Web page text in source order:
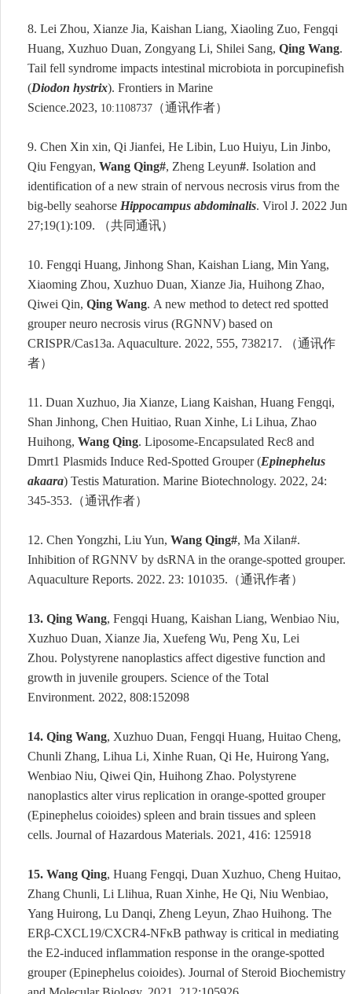
8. Lei Zhou, Xianze Jia, Kaishan Liang, Xiaoling Zuo, Fengqi
Huang, Xuzhuo Duan, Zongyang Li, Shilei Sang, Qing Wang.
Tail fell syndrome impacts intestinal microbiota in porcupinefish
(Diodon hystrix). Frontiers in Marine
Science.2023, 10:1108737 （通讯作者）
9. Chen Xin xin, Qi Jianfei, He Libin, Luo Huiyu, Lin Jinbo,
Qiu Fengyan, Wang Qing#, Zheng Leyun#. Isolation and
identification of a new strain of nervous necrosis virus from the
big-belly seahorse Hippocampus abdominalis. Virol J. 2022 Jun
27;19(1):109.
（共同通讯）
10. Fengqi Huang, Jinhong Shan, Kaishan Liang, Min Yang,
Xiaoming Zhou, Xuzhuo Duan, Xianze Jia, Huihong Zhao,
Qiwei Qin, Qing Wang. A new method to detect red spotted
grouper neuro necrosis virus (RGNNV) based on
CRISPR/Cas13a. Aquaculture. 2022, 555, 738217.
（通讯作
者）
11. Duan Xuzhuo, Jia Xianze, Liang Kaishan, Huang Fengqi,
Shan Jinhong, Chen Huitiao, Ruan Xinhe, Li Lihua, Zhao
Huihong, Wang Qing. Liposome-Encapsulated Rec8 and
Dmrt1 Plasmids Induce Red-Spotted Grouper (Epinephelus
akaara) Testis Maturation. Marine Biotechnology. 2022, 24:
345-353. （通讯作者）
12. Chen Yongzhi, Liu Yun, Wang Qing#, Ma Xilan#.
Inhibition of RGNNV by dsRNA in the orange-spotted grouper.
Aquaculture Reports. 2022. 23: 101035. （通讯作者）
13. Qing Wang, Fengqi Huang, Kaishan Liang, Wenbiao Niu,
Xuzhuo Duan, Xianze Jia, Xuefeng Wu, Peng Xu, Lei
Zhou. Polystyrene nanoplastics affect digestive function and
growth in juvenile groupers. Science of the Total
Environment. 2022, 808:152098
14. Qing Wang, Xuzhuo Duan, Fengqi Huang, Huitao Cheng,
Chunli Zhang, Lihua Li, Xinhe Ruan, Qi He, Huirong Yang,
Wenbiao Niu, Qiwei Qin, Huihong Zhao. Polystyrene
nanoplastics alter virus replication in orange-spotted grouper
(Epinephelus coioides) spleen and brain tissues and spleen
cells. Journal of Hazardous Materials. 2021, 416: 125918
15. Wang Qing, Huang Fengqi, Duan Xuzhuo, Cheng Huitao,
Zhang Chunli, Li Llihua, Ruan Xinhe, He Qi, Niu Wenbiao,
Yang Huirong, Lu Danqi, Zheng Leyun, Zhao Huihong. The
ERβ-CXCL19/CXCR4-NFκB pathway is critical in mediating
the E2-induced inflammation response in the orange-spotted
grouper (Epinephelus coioides). Journal of Steroid Biochemistry